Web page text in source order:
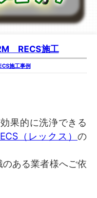
RECS施工
施工事例
果的に洗浄できる
（レックス）の
ある業者様へご依